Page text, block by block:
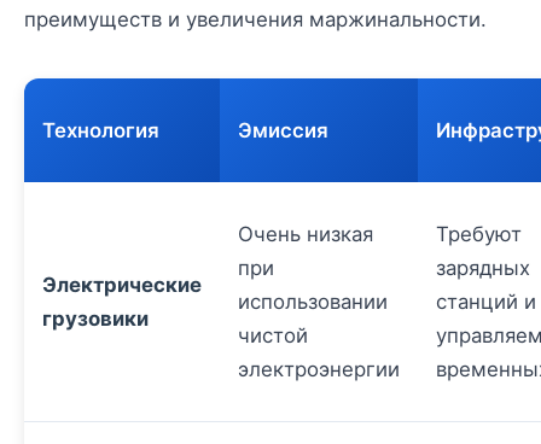
преимуществ и увеличения маржинальности.
Технология Эмиссия
Электрические
грузовики
Очень низкая
при
использовании
чистой
электроэнергии
Требуют
зарядных
станций и